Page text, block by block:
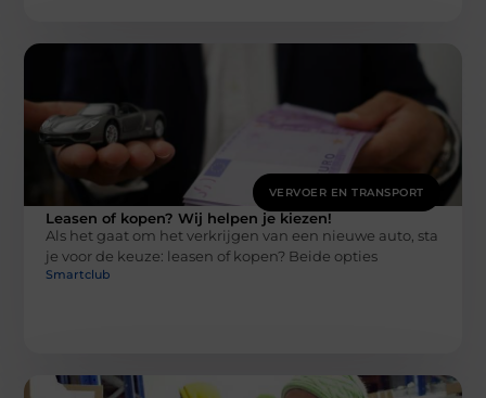
VERVOER EN TRANSPORT
Leasen of kopen? Wij helpen je kiezen!
Als het gaat om het verkrijgen van een nieuwe auto, sta
je voor de keuze: leasen of kopen? Beide opties
Smartclub